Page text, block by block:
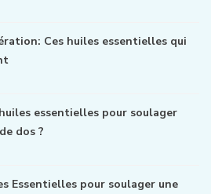
Ces huiles essentielles qui
essentielles pour soulager
dos ?
Essentielles pour soulager une